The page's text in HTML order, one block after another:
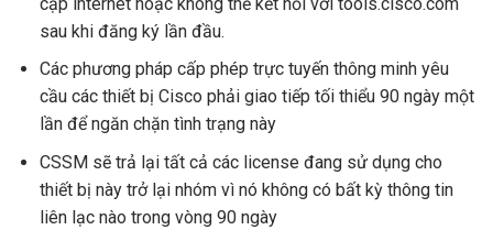
sau khi đăng ký lần đầu.
Các phương pháp cấp phép trực tuyến thông minh yêu
cầu các thiết bị Cisco phải giao tiếp tối thiểu 90 ngày một
lần để ngăn chặn tình trạng này
CSSM sẽ trả lại tất cả các license đang sử dụng cho
thiết bị này trở lại nhóm vì nó không có bất kỳ thông tin
liên lạc nào trong vòng 90 ngày